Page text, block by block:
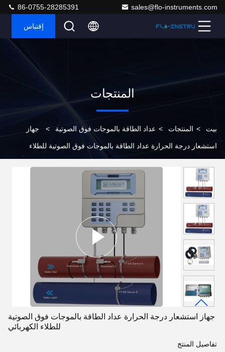
sales@flo-instruments.com
86-0755-28285391
إقتباس
المنتجات
بيت > المنتجات > عداد الطاقة بالموجات فوق الصوتية > جهاز
استشعار درجة الحرارة عداد الطاقة بالموجات فوق الصوتية للطلاء
جهاز استشعار درجة الحرارة عداد الطاقة بالموجات فوق الصوتية
للطلاء الكهربائي
تفاصيل المنتج